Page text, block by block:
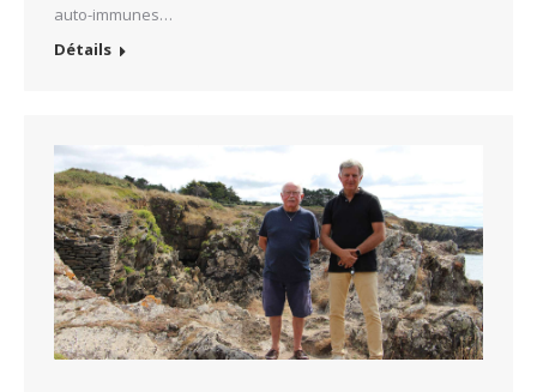
auto-immunes…
Détails